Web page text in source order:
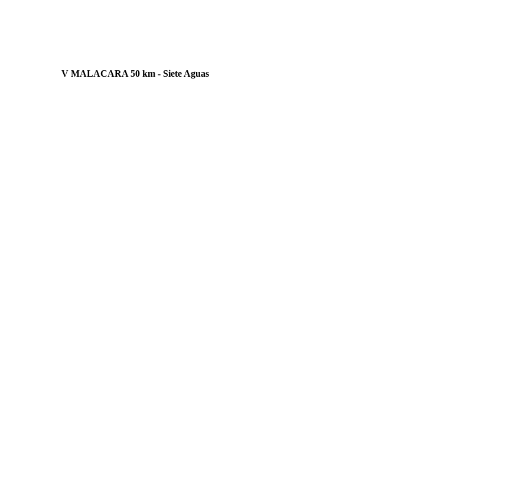
V MALACARA 50 km - Siete Aguas